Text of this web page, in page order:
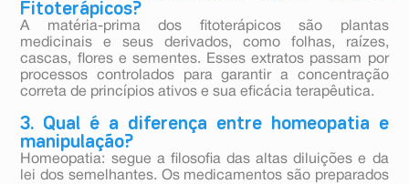
Fitoterápicos?
A matéria-prima dos fitoterápicos são plantas
medicinais e seus derivados, como folhas, raízes,
cascas, flores e sementes. Esses extratos passam por
processos controlados para garantir a concentração
correta de princípios ativos e sua eficácia terapêutica.
3. Qual é a diferença entre homeopatia e
manipulação?
Homeopatia: segue a filosofia das altas diluições e da
lei dos semelhantes. Os medicamentos são preparados